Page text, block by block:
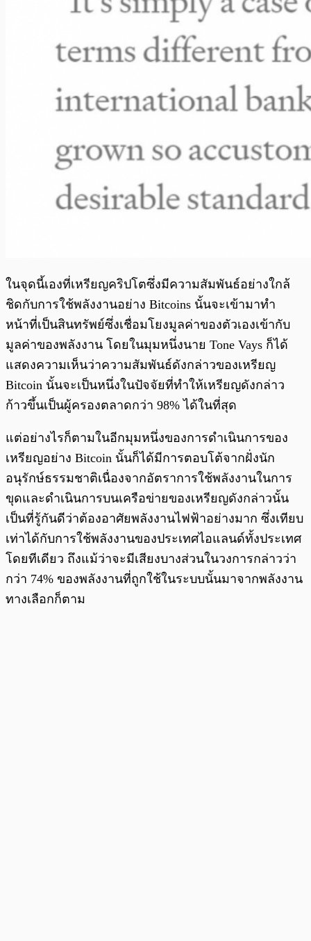
ในจุดนี้เองที่เหรียญคริปโตซึ่งมีความสัมพันธ์อย่างใกล้
ชิดกับการใช้พลังงานอย่าง Bitcoins นั้นจะเข้ามาทำ
หน้าที่เป็นสินทรัพย์ซึ่งเชื่อมโยงมูลค่าของตัวเองเข้ากับ
มูลค่าของพลังงาน โดยในมุมหนึ่งนาย Tone Vays ก็ได้
แสดงความเห็นว่าความสัมพันธ์ดังกล่าวของเหรียญ
Bitcoin นั้นจะเป็นหนึ่งในปัจจัยที่ทำให้เหรียญดังกล่าว
ก้าวขึ้นเป็นผู้ครองตลาดกว่า 98% ได้ในที่สุด
แต่อย่างไรก็ตามในอีกมุมหนึ่งของการดำเนินการของ
เหรียญอย่าง Bitcoin นั้นก็ได้มีการตอบโต้จากฝั่งนัก
อนุรักษ์ธรรมชาติเนื่องจากอัตราการใช้พลังงานในการ
ขุดและดำเนินการบนเครือข่ายของเหรียญดังกล่าวนั้น
เป็นที่รู้กันดีว่าต้องอาศัยพลังงานไฟฟ้าอย่างมาก ซึ่งเทียบ
เท่าได้กับการใช้พลังงานของประเทศไอแลนด์ทั้งประเทศ
โดยทีเดียว ถึงแม้ว่าจะมีเสียงบางส่วนในวงการกล่าวว่า
กว่า 74% ของพลังงานที่ถูกใช้ในระบบนั้นมาจากพลังงาน
ทางเลือกก็ตาม